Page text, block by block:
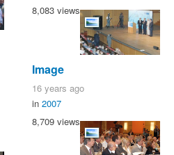
8,083 views
Image
16 years ago
in 2007
8,709 views